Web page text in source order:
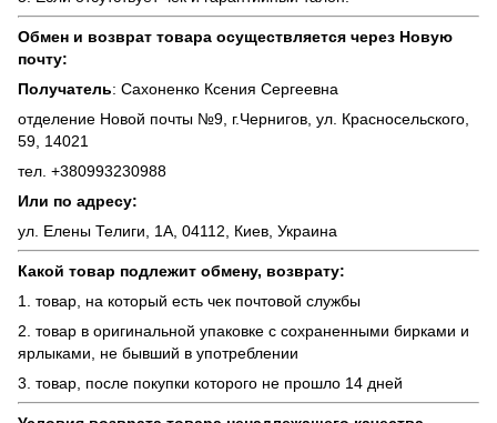
Обмен и возврат товара осуществляется через Новую
почту:
Получатель: Сахоненко Ксения Сергеевна
отделение Новой почты №9, г.Чернигов, ул. Красносельского,
59, 14021
тел. +380993230988
Или по адресу:
ул. Елены Телиги, 1А, 04112, Киев, Украина
Какой товар подлежит обмену, возврату:
1. товар, на который есть чек почтовой службы
2. товар в оригинальной упаковке с сохраненными бирками и
ярлыками, не бывший в употреблении
3. товар, после покупки которого не прошло 14 дней